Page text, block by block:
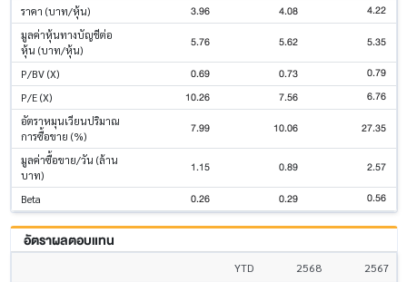
ราคา (บาท/หุ้น) 3.96 4.08 4.22
มูลค่าหุ้นทางบัญชีต่อ
หุ้น (บาท/หุ้น)
5.76 5.62 5.35
P/BV (X) 0.69 0.73 0.79
P/E (X) 10.26 7.56 6.76
อัตราหมุนเวียนปริมาณ
การซื้อขาย (%)
7.99 10.06 27.35
มูลค่าซื้อขาย/วัน (ล้าน
บาท)
1.15 0.89 2.57
Beta 0.26 0.29 0.56
อัตราผลตอบแทน
YTD 2568
2567